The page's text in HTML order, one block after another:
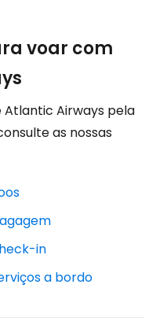
voar com
Atlantic Airways pela
as nossas
in
a bordo